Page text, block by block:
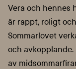
Vera och hennes
är rappt, roligt
Sommarlovet
och
av